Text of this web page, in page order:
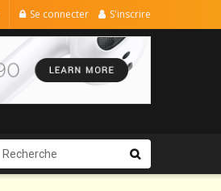
Se connecter S'inscrire